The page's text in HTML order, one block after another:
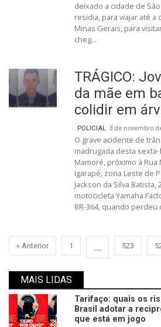
deixado a cidade de
residia, para viajar até a
Minas Gerais, para
cheg...
TRÁGICO:
da mãe em
colidir em
POLICIAL 3 de novembro
O grave acidente de
madrugada desta
Mamoré, próximo à
Igarapé, zona Leste de
Jackson da Silva Batista,
motocicleta Yamaha
BR-364, quando perdeu
« Anterior 1 … 523
MAIS LIDAS
Tarifaço: quais os
Brasil adotar a
que está em jogo